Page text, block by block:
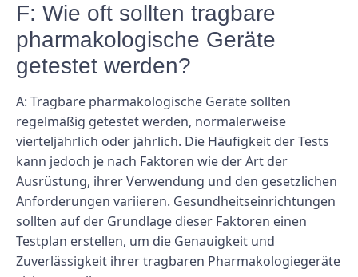
F: Wie oft sollten tragbare
pharmakologische Geräte
getestet werden?
A: Tragbare pharmakologische Geräte sollten
regelmäßig getestet werden, normalerweise
vierteljährlich oder jährlich. Die Häufigkeit der Tests
kann jedoch je nach Faktoren wie der Art der
Ausrüstung, ihrer Verwendung und den gesetzlichen
Anforderungen variieren. Gesundheitseinrichtungen
sollten auf der Grundlage dieser Faktoren einen
Testplan erstellen, um die Genauigkeit und
Zuverlässigkeit ihrer tragbaren Pharmakologiegeräte